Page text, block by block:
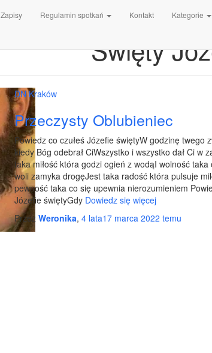
Zapisy Regulamin spotkań Kontakt Kategorie
Święty
DN Kraków
Przeczysty Oblubieniec
Powiedz co czułeś Józefie świętyW godzinę twego
kiedy Bóg odebrał CiWszystko i wszystko dał Ci w
taka miłość która godzi ogień z wodąI wolność taka
woli zamyka drogęJest taka radość która pulsuje
pewność taka co się upewnia nierozumieniem
Józefie świętyGdy Dowiedz się więcej
Przez Weronika, 4 lata17 marca 2022 temu